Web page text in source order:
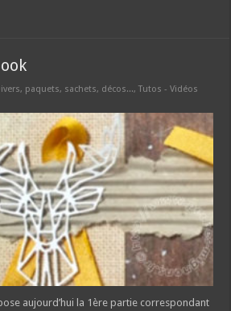
paquets, sachets, décos...,Tutos - Vidéos
aujourd’hui la 1ère partie correspondant